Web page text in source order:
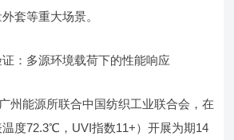
套等重大场景。
：多源环境载荷下的性能响应
州能源所联合中国纺织工业联合会，在
度72.3℃，UVI指数11+）开展为期14